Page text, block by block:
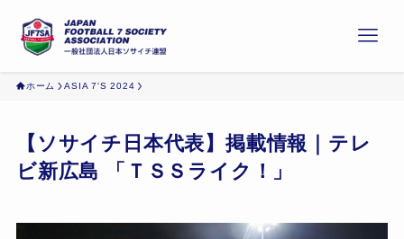
ホーム ASIA 7'S 2024
【ソサイチ日本代表】掲載情報｜テレ
ビ新広島 「ＴＳＳライク！」